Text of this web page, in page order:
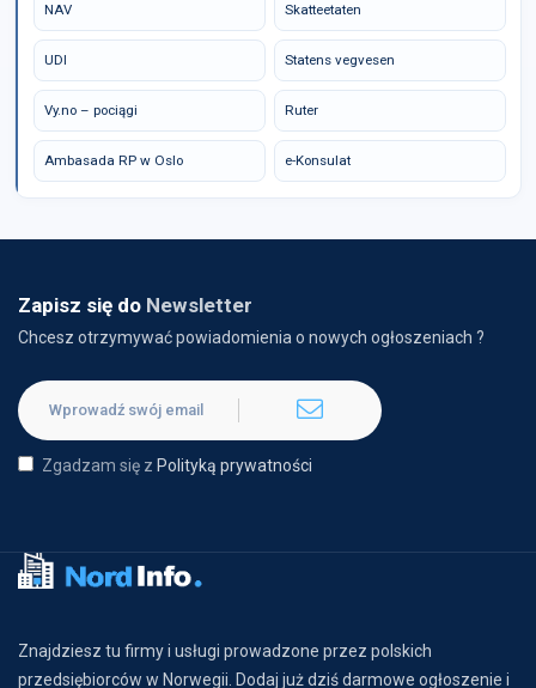
NAV Skatteetaten
UDI Statens vegvesen
Vy.no – pociągi Ruter
Ambasada RP w Oslo e-Konsulat
Zapisz się do Newsletter
Chcesz otrzymywać powiadomienia o nowych ogłoszeniach ?
Zgadzam się z Polityką prywatności
Znajdziesz tu firmy i usługi prowadzone przez polskich
przedsiębiorców w Norwegii. Dodaj już dziś darmowe ogłoszenie i